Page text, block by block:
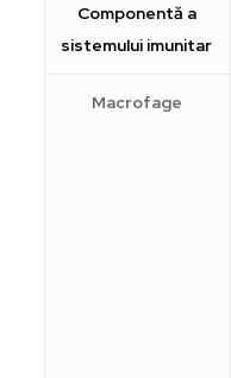
Componentă a
sistemului imunitar
Macrofage